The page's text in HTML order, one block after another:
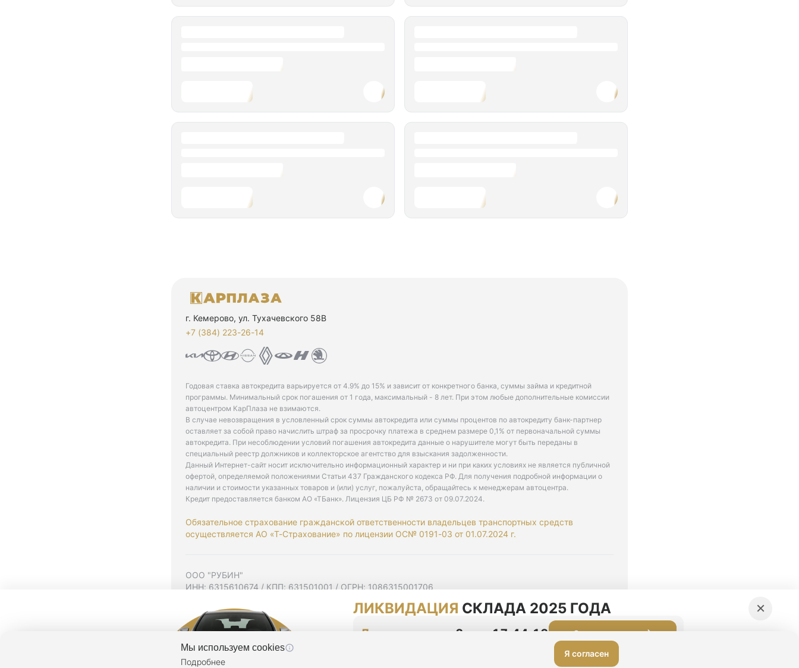
г. Кемерово, ул. Тухачевского 58В
+7 (384) 223-26-14‬
Годовая ставка автокредита варьируется от 4.9% до 15% и зависит от конкретного банка, суммы займа и кредитной
программы. Минимальный срок погашения от 1 года, максимальный - 8 лет. При этом любые дополнительные комиссии
автоцентром КарПлаза не взимаются.
В случае невозвращения в условленный срок суммы автокредита или суммы процентов по автокредиту банк-партнер
оставляет за собой право начислить штраф за просрочку платежа в среднем размере 0,1% от первоначальной суммы
автокредита. При несоблюдении условий погашения автокредита данные о нарушителе могут быть переданы в
специальный реестр должников и коллекторское агентство для взыскания задолженности.
Данный Интернет-сайт носит исключительно информационный характер и ни при каких условиях не является публичной
офертой, определяемой положениями Статьи 437 Гражданского кодекса РФ. Для получения подробной информации о
наличии и стоимости указанных товаров и (или) услуг, пожалуйста, обращайтесь к менеджерам автоцентра.
Кредит предоставляется банком АО «ТБанк». Лицензия ЦБ РФ № 2673 от 09.07.2024.
Обязательное страхование гражданской ответственности владельцев транспортных средств
осуществляется АО «Т-Страхование» по лицензии ОС№ 0191-03 от 01.07.2024 г.
ООО "РУБИН"
ИНН: 6315610674 / КПП: 631501001 / ОГРН: 1086315001706
Согласие на рекламную рассылку
Политика конфиденциальности
Мы используем cookies
Подробнее
Я согласен
ЛИКВИДАЦИЯ СКЛАДА 2025 ГОДА
До конца акции 2 дня 17:44:12 Оставить заявку
×